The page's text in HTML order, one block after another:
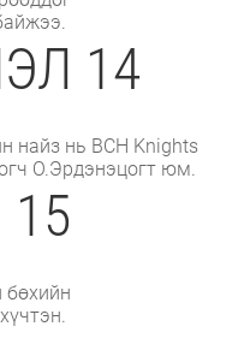
14
найз нь BCH Knights
О.Эрдэнэцогт юм.
бөхийн